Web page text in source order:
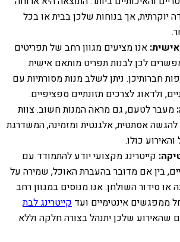
אך בנוחות שלכן בבית או בכל
אנו מציעים מגוון רחב של תפריטים
לכן לבנות תפריט מותאם אישית
חברותיכן. ניתן לשלב מנות מסורתיות עם
ולדאוג לצרכים תזונתיים ספציפיים.
מעבר לטעם, גם מראה המנות חשוב. צוות
להגשה אסתטית, אלגנטית ומזמינה, המשדרגת
כולו.
קייטרינג מקצועי יודע להתמודד עם
בין אם מדובר בהעברת האוכל, שמירה על
או סידור השולחן. אנו מנוסים במגוון רחב
ממפגשים אינטימיים ועד קייטרינג לבת
שהאירוע שלכן יתנהל בצורה חלקה וללא